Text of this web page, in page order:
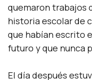
quemaron trabajos
historia escolar de
que habían escrito
futuro y que nunca
El día después